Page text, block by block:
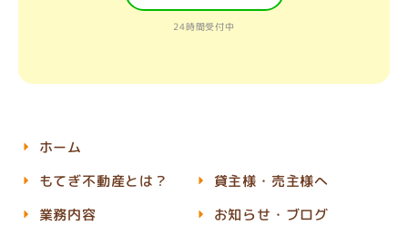
24時間受付中
ホーム
もてぎ不動産とは？
業務内容
貸主様・売主様へ
お知らせ・ブログ